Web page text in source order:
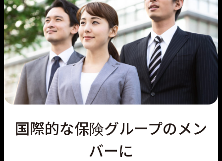
国際的な保険グループのメン
バーに